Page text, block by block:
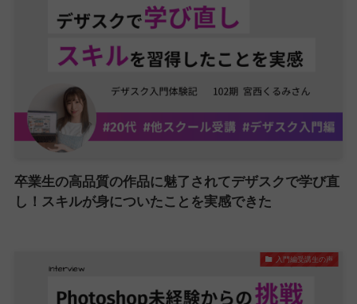
卒業生の高品質の作品に魅了されてデザスクで学び直
し！スキルが身についたことを実感できた
入門編受講生の声